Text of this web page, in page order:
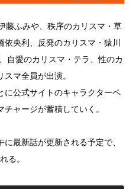
藤ふみや、秩序のカリスマ・草
央利、反発のカリスマ・猿川
自愛のカリスマ・テラ、性のカ
マ全員が出演。
に公式サイトのキャラクターペ
ャージが蓄積していく。
最新話が更新される予定で、
る。